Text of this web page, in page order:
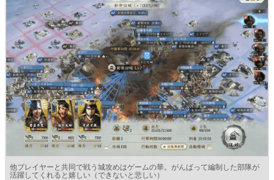
他プレイヤーと共同で戦う城攻めはゲームの華。がんばって編制した部隊が
活躍してくれると嬉しい（できないと悲しい）